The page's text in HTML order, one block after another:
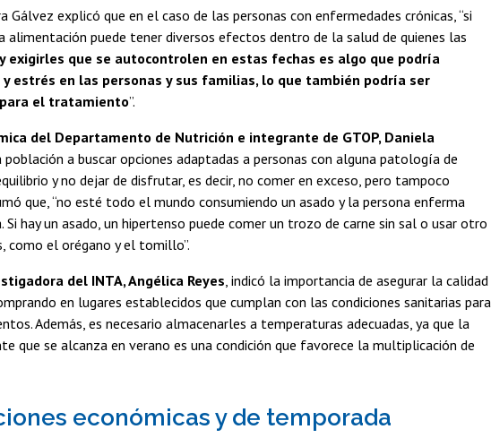
Gálvez explicó que en el caso de las personas con enfermedades crónicas, “si
alimentación puede tener diversos efectos dentro de la salud de quienes las
exigirles que se autocontrolen en estas fechas es algo que podría
estrés en las personas y sus familias, lo que también podría ser
el tratamiento”.
del Departamento de Nutrición e integrante de GTOP, Daniela
población a buscar opciones adaptadas a personas con alguna patología de
y no dejar de disfrutar, es decir, no comer en exceso, pero tampoco
que, “no esté todo el mundo consumiendo un asado y la persona enferma
hay un asado, un hipertenso puede comer un trozo de carne sin sal o usar otro
como el orégano y el tomillo”.
del INTA, Angélica Reyes , indicó la importancia de asegurar la calidad
en lugares establecidos que cumplan con las condiciones sanitarias para
Además, es necesario almacenarles a temperaturas adecuadas, ya que la
que se alcanza en verano es una condición que favorece la multiplicación de
económicas y de temporada